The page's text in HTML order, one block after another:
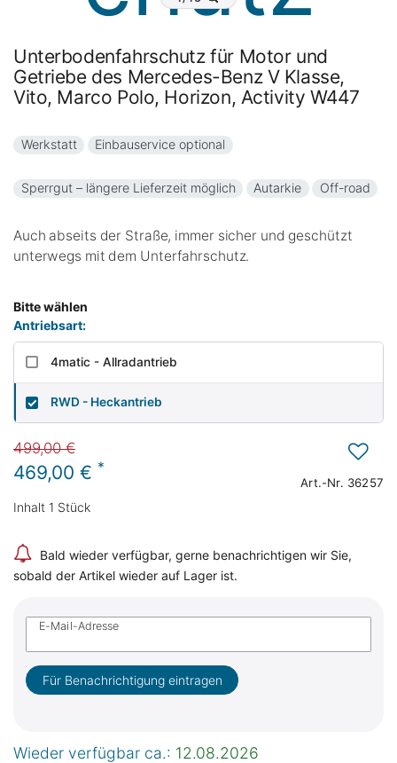
Unterbodenfahrschutz für Motor und
Getriebe des Mercedes-Benz V Klasse,
Vito, Marco Polo, Horizon, Activity W447
Werkstatt Einbauservice optional
Sperrgut – längere Lieferzeit möglich Autarkie Off-road
Auch abseits der Straße, immer sicher und geschützt
unterwegs mit dem Unterfahrschutz.
Bitte wählen
Antriebsart:
4matic - Allradantrieb
RWD - Heckantrieb
499,00 €
469,00 € *
Inhalt 1 Stück
Art.-Nr. 36257
Bald wieder verfügbar, gerne benachrichtigen wir Sie,
sobald der Artikel wieder auf Lager ist.
E-Mail-Adresse
Für Benachrichtigung eintragen
Wieder verfügbar ca.: 12.08.2026